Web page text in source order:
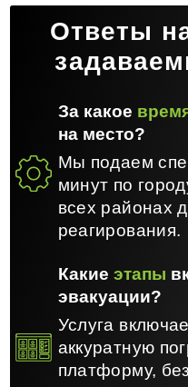
Ответы
За какое
на место?
Мы подаем
минут по
всех районах
реагирования.
Какие этапы
эвакуации?
Услуга
аккуратную
платформу,